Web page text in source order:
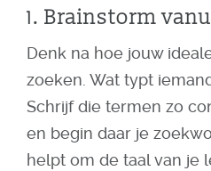
1. Brainstorm
Denk na hoe jouw
zoeken. Wat typt
Schrijf die termen zo
en begin daar je
helpt om de taal van je